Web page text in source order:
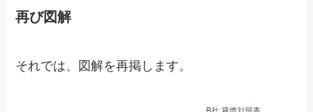
再び図解
それでは、図解を再掲します。